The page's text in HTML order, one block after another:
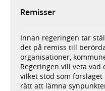
Remisser
Innan regeringen tar
det på remiss till
organisationer,
Regeringen vill veta vad
vilket stöd som
rätt att lämna